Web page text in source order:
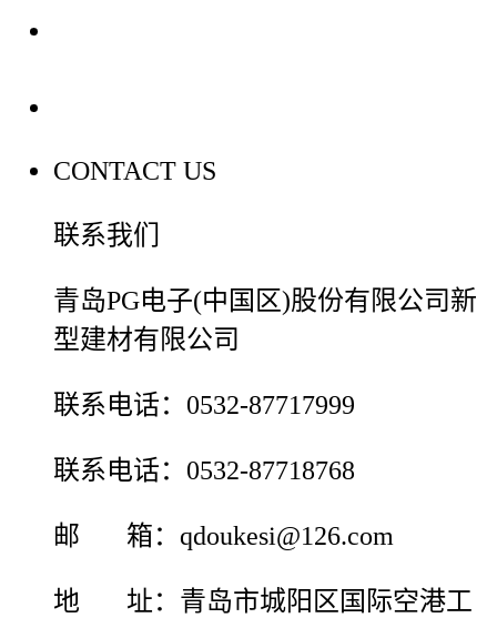
CONTACT US
联系我们
青岛PG电子(中国区)股份有限公司新
型建材有限公司
联系电话：0532-87717999
联系电话：0532-87718768
邮 箱：qdoukesi@126.com
地 址：青岛市城阳区国际空港工